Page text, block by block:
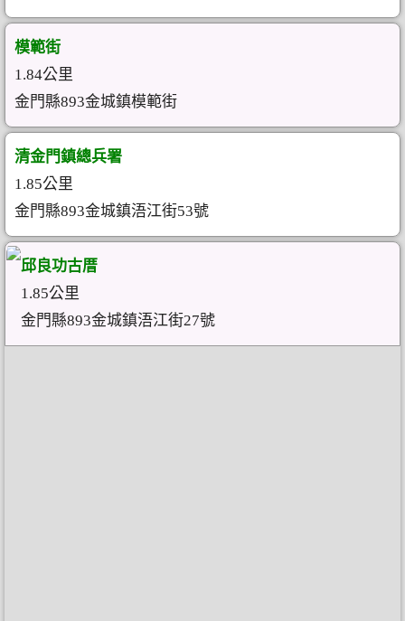
模範街
1.84公里
金門縣893金城鎮模範街
清金門鎮總兵署
1.85公里
金門縣893金城鎮浯江街53號
邱良功古厝
1.85公里
金門縣893金城鎮浯江街27號